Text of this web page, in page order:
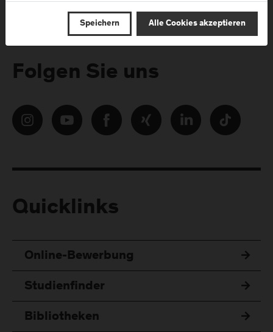
Folgen Sie uns
Quicklinks
Online-Bewerbung
Studienfinder
Bibliotheken
Speichern Alle Cookies akzeptieren